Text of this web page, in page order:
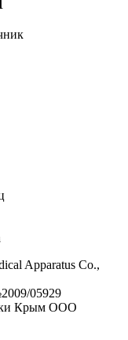
Apparatus Co.,
05929
Крым ООО